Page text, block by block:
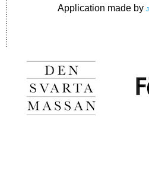
Application made by